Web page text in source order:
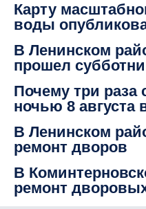
Карту
воды
В Ленинском
прошел
Почему три раза
ночью 8 августа
В Ленинском
ремонт дворов
В
ремонт